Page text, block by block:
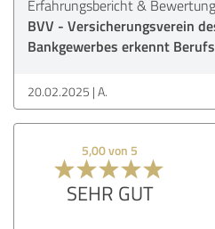
Erfahrungsbericht &
BVV - Versicherungsverein
Bankgewerbes erkennt
20.02.2025 A.
5,00 von 5
SEHR GUT